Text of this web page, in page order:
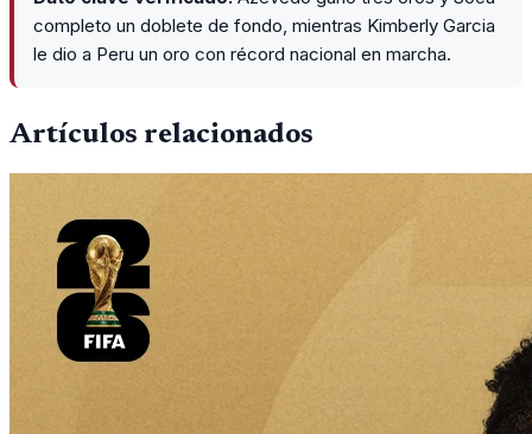
completo un doblete de fondo, mientras Kimberly Garcia
le dio a Peru un oro con récord nacional en marcha.
Artículos relacionados